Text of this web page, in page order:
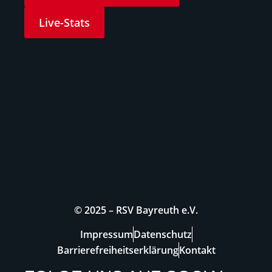
Live-Stats
© 2025 – RSV Bayreuth e.V.
ImpressumDatenschutz
BarrierefreiheitserklärungKontakt